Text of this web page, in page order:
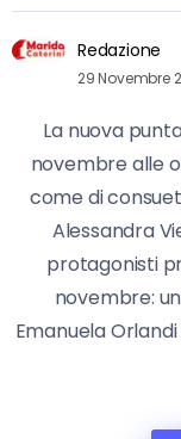
Redazione
29 Novembre
La nuova
novembre alle
come di
Alessandra
protagonisti
novembre:
Emanuela